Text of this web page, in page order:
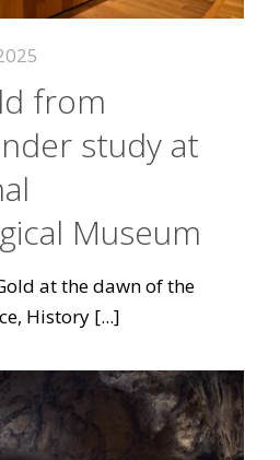
from
study at
Museum
at the dawn of the
History [...]